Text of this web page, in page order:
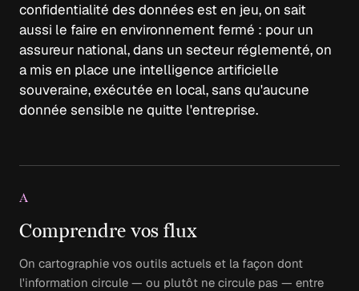
confidentialité des données est en jeu, on sait
aussi le faire en environnement fermé : pour un
assureur national, dans un secteur réglementé, on
a mis en place une intelligence artificielle
souveraine, exécutée en local, sans qu'aucune
donnée sensible ne quitte l'entreprise.
A
Comprendre vos flux
On cartographie vos outils actuels et la façon dont
l'information circule — ou plutôt ne circule pas — entre